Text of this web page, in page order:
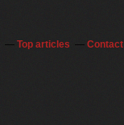
Top articles Contact